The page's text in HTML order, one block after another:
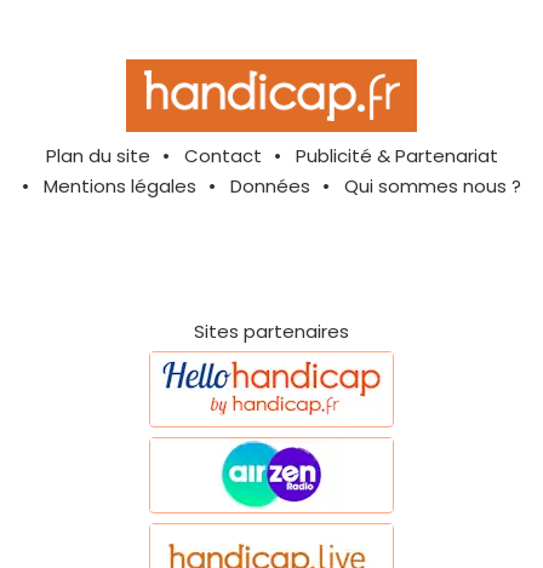
Plan du site Contact
Publicité & Partenariat
Mentions légales
Données Qui sommes nous ?
Sites partenaires